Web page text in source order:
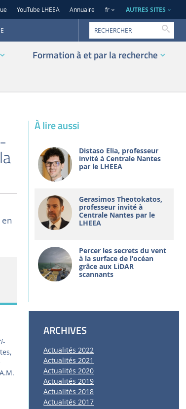
YouTube LHEEA Annuaire fr AUTRES SITES
Formation à et par la recherche
À lire aussi
Distaso Elia, professeur
invité à Centrale Nantes
par le LHEEA
Gerasimos Theotokatos,
professeur invité à
Centrale Nantes par le
LHEEA
Percer les secrets du vent
à la surface de l'océan
grâce aux LiDAR
scannants
ARCHIVES
Actualités 2022
Actualités 2021
Actualités 2020
Actualités 2019
Actualités 2018
Actualités 2017